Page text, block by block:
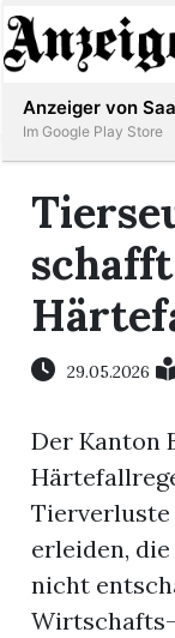
schafft
29.05.2026
Der Kanton
erleiden,
nicht
Anzeiger von
Im Google Play Store